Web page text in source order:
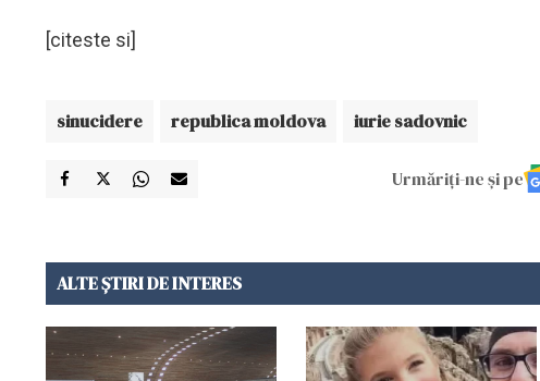
[citeste si]
sinucidere republica moldova iurie sadovnic
Urmăriți-ne și pe
ALTE ȘTIRI DE INTERES